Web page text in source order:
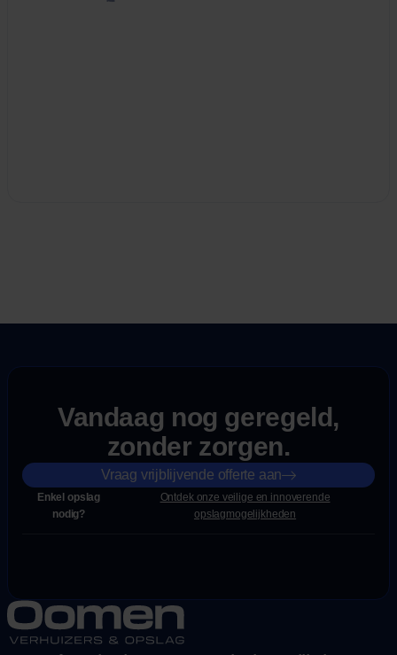
Vandaag nog geregeld,
zonder zorgen.
Vraag vrijblijvende offerte aan
Enkel opslag
nodig?
Ontdek onze veilige en innoverende
opslagmogelijkheden